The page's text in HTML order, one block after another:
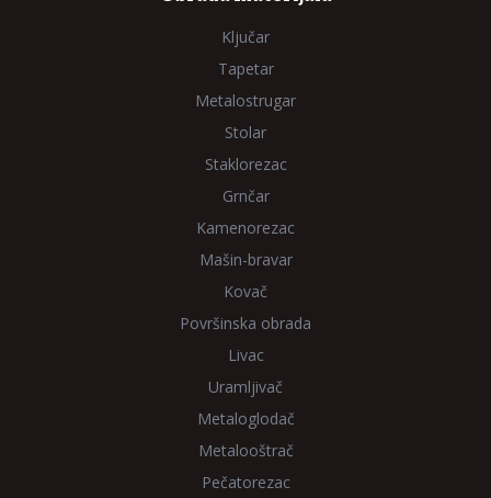
Ključar
Tapetar
Metalostrugar
Stolar
Staklorezac
Grnčar
Kamenorezac
Mašin-bravar
Kovač
Površinska obrada
Livac
Uramljivač
Metaloglodač
Metalooštrač
Pečatorezac